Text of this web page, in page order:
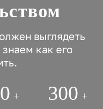
выглядеть
как его
+ 300 +